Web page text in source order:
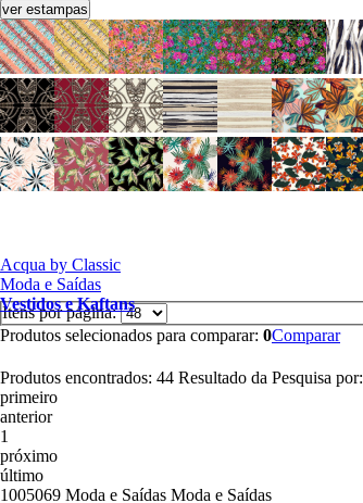
ver estampas
Acqua by Classic
Moda e Saídas
Vestidos e Kaftans
Produtos encontrados: 44 Resultado da Pesquisa por:
Itens por página:
Produtos selecionados para comparar: 0Comparar
primeiro
anterior
1
próximo
último
1005069 Moda e Saídas Moda e Saídas